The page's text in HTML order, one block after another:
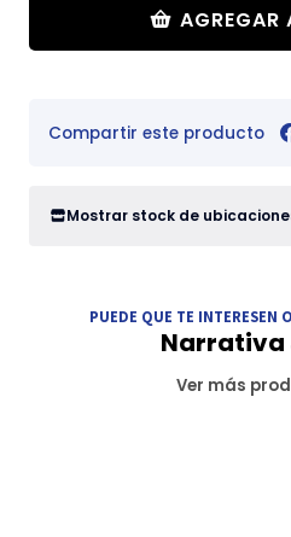
AGREGAR
Compartir este producto
Mostrar stock de
PUEDE QUE TE INTERESEN
Narrativa
Ver más